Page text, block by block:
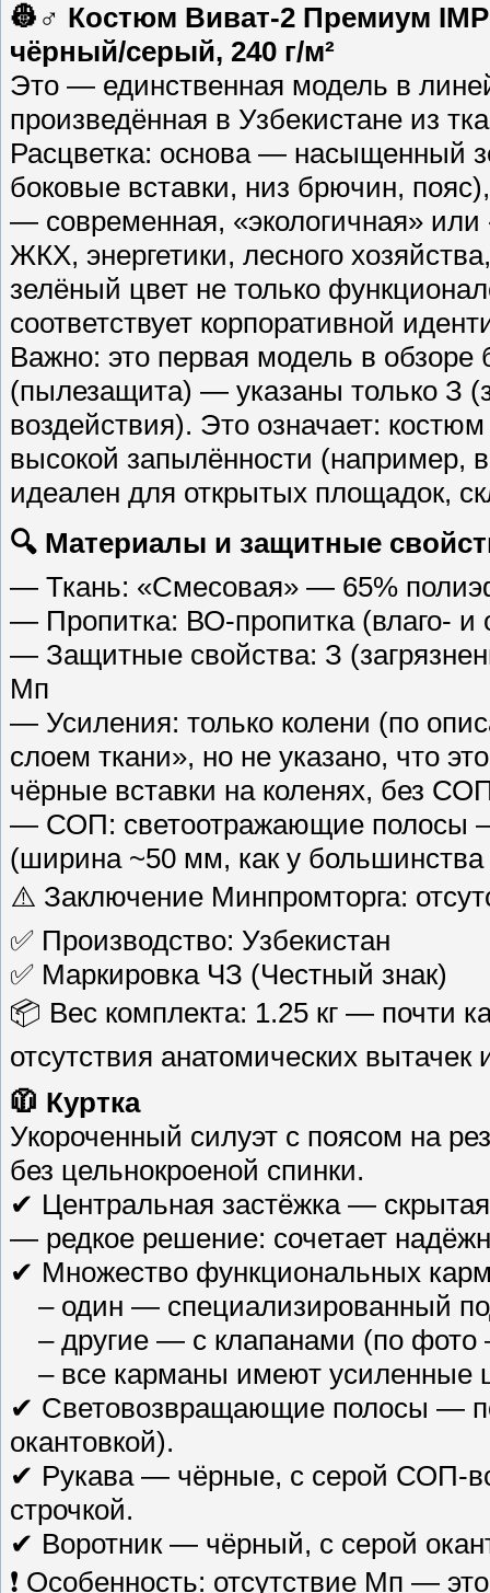
👷♂️ Костюм Виват-2 Премиум
чёрный/серый, 240 г/м²
Это — единственная модель в
произведённая в Узбекистане из
Расцветка: основа — насыщенный
боковые вставки, низ брючин,
— современная, «экологичная» или
ЖКХ, энергетики, лесного
зелёный цвет не только
соответствует корпоративной
Важно: это первая модель в обзоре
(пылезащита) — указаны только З
воздействия). Это означает:
высокой запылённости (например,
идеален для открытых площадок,
🔍 Материалы и защитные
— Ткань: «Смесовая» — 65%
— Пропитка: ВО-пропитка (влаго- и
— Защитные свойства: З
Мп
— Усиления: только колени (по
слоем ткани», но не указано, что
чёрные вставки на коленях, без
— СОП: светоотражающие полосы
(ширина ~50 мм, как у
⚠️ Заключение Минпромторга:
✅ Производство: Узбекистан
✅ Маркировка ЧЗ (Честный знак)
📦 Вес комплекта: 1.25 кг — почти
отсутствия анатомических
🧥 Куртка
Укороченный силуэт с поясом на
без цельнокроеной спинки.
✔ Центральная застёжка —
— редкое решение: сочетает
✔ Множество функциональных
– один — специализированный
– другие — с клапанами (по фото
– все карманы имеют усиленные
✔ Световозвращающие полосы —
окантовкой).
✔ Рукава — чёрные, с серой СОП-
строчкой.
✔ Воротник — чёрный, с серой
❗ Особенность: отсутствие Мп —